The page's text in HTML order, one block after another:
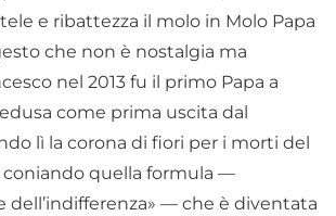
e ribattezza il molo in Molo Papa
che non è nostalgia ma
nel 2013 fu il primo Papa a
come prima uscita dal
lì la corona di fiori per i morti del
coniando quella formula —
dell’indifferenza» — che è diventata